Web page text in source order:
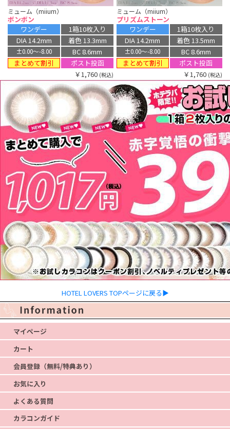
ミューム（miium）
ボンボン
ワンデー
1箱10枚入り
DIA 14.2mm
着色 13.3mm
±0.00〜-8.00
BC 8.6mm
まとめて割引
ポスト投函
￥1,760 (税込)
ミューム（miium）
プリズムストーン
ワンデー
1箱10枚入り
DIA 14.2mm
着色 13.5mm
±0.00〜-8.00
BC 8.6mm
まとめて割引
ポスト投函
￥1,760 (税込)
HOTEL LOVERS TOPページに戻る▶
マイページ
カート
会員登録（無料/特典あり）
お気に入り
よくある質問
カラコンガイド